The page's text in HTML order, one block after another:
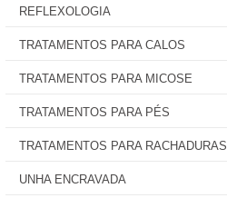
REFLEXOLOGIA
TRATAMENTOS PARA CALOS
TRATAMENTOS PARA MICOSE
TRATAMENTOS PARA PÉS
TRATAMENTOS PARA RACHADURAS
UNHA ENCRAVADA